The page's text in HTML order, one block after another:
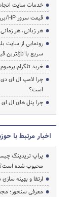
خدمات سایت
قیمت سرور HP/بررسی و خرید سرور اچ پی
هر زبانی، هر
رونمایی از سایت
سریع با نازلترین
خرید تلگرام
چرا لامپ ال ای
است؟
چرا پنل های ال
اخبار مرتبط با
پراپ تریدینگ
محبوب شده است؟
ارتقا و بهینه
معرفی سنجور؛